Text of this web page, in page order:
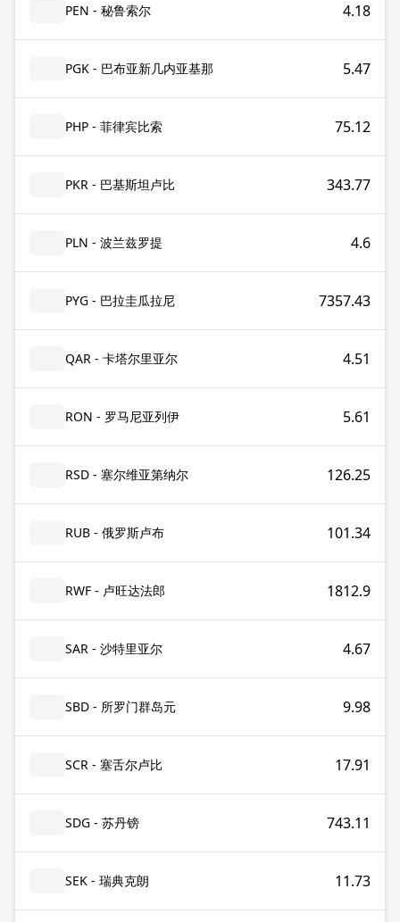
PEN - 秘鲁索尔 4.18
PGK - 巴布亚新几内亚基那 5.47
PHP - 菲律宾比索 75.12
PKR - 巴基斯坦卢比 343.77
PLN - 波兰兹罗提 4.6
PYG - 巴拉圭瓜拉尼 7357.43
QAR - 卡塔尔里亚尔 4.51
RON - 罗马尼亚列伊 5.61
RSD - 塞尔维亚第纳尔 126.25
RUB - 俄罗斯卢布 101.34
RWF - 卢旺达法郎 1812.9
SAR - 沙特里亚尔 4.67
SBD - 所罗门群岛元 9.98
SCR - 塞舌尔卢比 17.91
SDG - 苏丹镑 743.11
SEK - 瑞典克朗 11.73